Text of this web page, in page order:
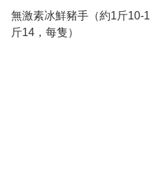
無激素冰鮮豬手（約1斤10-1
斤14，每隻）